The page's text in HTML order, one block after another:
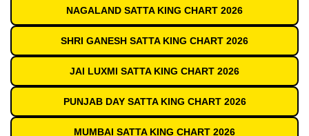
NAGALAND SATTA KING CHART 2026
SHRI GANESH SATTA KING CHART 2026
JAI LUXMI SATTA KING CHART 2026
PUNJAB DAY SATTA KING CHART 2026
MUMBAI SATTA KING CHART 2026